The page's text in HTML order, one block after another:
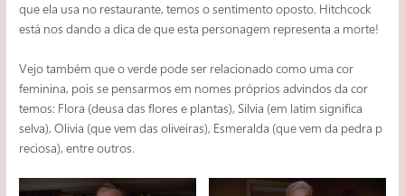
que ela usa no restaurante, temos o sentimento oposto. Hitchcock
está nos dando a dica de que esta personagem representa a morte!
Vejo também que o verde pode ser relacionado como uma cor
feminina, pois se pensarmos em nomes próprios advindos da cor
temos: Flora (deusa das flores e plantas), Silvia (em latim significa
selva), Olivia (que vem das oliveiras), Esmeralda (que vem da pedra p
reciosa), entre outros.